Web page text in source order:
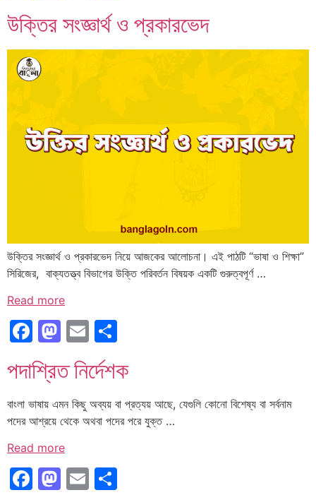
উক্তির সংজ্ঞার্থ ও প্রকারভেদ
উক্তির সংজ্ঞার্থ ও প্রকারভেদ নিয়ে আজকের আলোচনা। এই পাঠটি “ভাষা ও শিক্ষা”
সিরিজের, বাক্যতত্ত্ব বিভাগের উক্তি পরিবর্তন বিষয়ক একটি গুরুত্বপূর্ণ …
Read more
Facebook
Mastodon
Email
পদাশ্রিত নির্দেশক
বাংলা ভাষায় এমন কিছু অব্যয় বা প্রত্যয় আছে, যেগুলি কোনো বিশেষ্য বা সর্বনাম
পদের আশ্রয়ে থেকে অথবা পদের পরে যুক্ত …
Read more
Facebook
Mastodon
Email